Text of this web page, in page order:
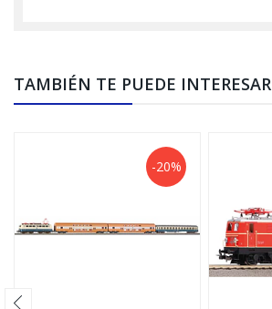
TAMBIÉN TE PUEDE INTERESAR
-20%